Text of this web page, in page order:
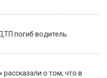
погиб водитель
рассказали о том, что в